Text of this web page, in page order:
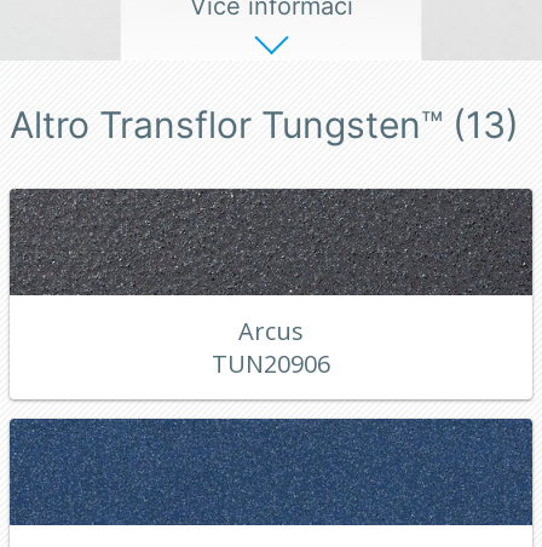
Altro Transflor Tungsten™ (13)
Arcus
TUN20906